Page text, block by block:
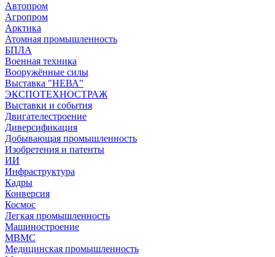
Автопром
Агропром
Арктика
Атомная промышленность
БПЛА
Военная техника
Вооружённые силы
Выставка "НЕВА"
ЭКСПОТЕХНОСТРАЖ
Выставки и события
Двигателестроение
Диверсификация
Добывающая промышленность
Изобретения и патенты
ИИ
Инфраструктура
Кадры
Конверсия
Космос
Легкая промышленность
Машиностроение
МВМС
Медицинская промышленность